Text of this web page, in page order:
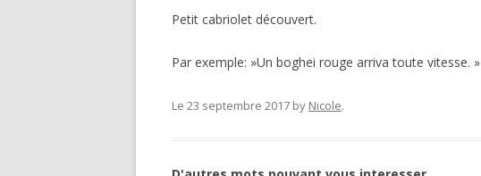
Petit cabriolet découvert.
Par exemple: »Un boghei rouge arriva toute vitesse. »
Le 23 septembre 2017 by Nicole.